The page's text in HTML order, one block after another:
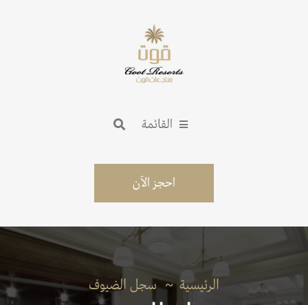
القائمة
احجز الآن
الرئيسية سجل الضيوف